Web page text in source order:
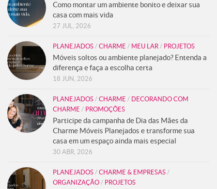
Como montar um ambiente bonito e deixar sua
casa com mais vida
27 JUL, 2026
PLANEJADOS / CHARME / MEU LAR / PROJETOS
Móveis soltos ou ambiente planejado? Entenda a
diferença e faça a escolha certa
18 JUN, 2026
PLANEJADOS / CHARME / DECORANDO COM
CHARME / PROMOÇÕES
Participe da campanha de Dia das Mães da
Charme Móveis Planejados e transforme sua
casa em um espaço ainda mais especial
30 ABR, 2026
PLANEJADOS / CHARME & EMPRESAS /
ORGANIZAÇÃO / PROJETOS